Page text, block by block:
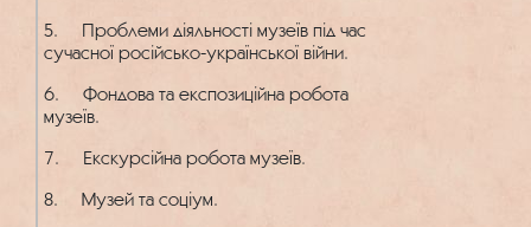
5. Проблеми діяльності музеїв під час
сучасної російсько-української війни.
6. Фондова та експозиційна робота
музеїв.
7. Екскурсійна робота музеїв.
8. Музей та соціум.